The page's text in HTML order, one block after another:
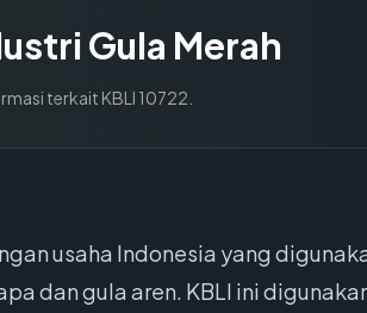
Gula Merah
terkait KBLI 10722
usaha Indonesia yang
dan gula aren. KBLI ini